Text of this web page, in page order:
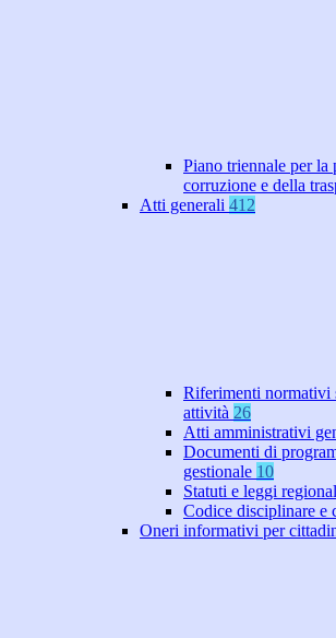
Piano triennale per la
corruzione e della
Atti generali 412
Riferimenti normativi
attività 26
Atti amministrativi
Documenti di
gestionale 10
Statuti e leggi
Codice disciplinare e
Oneri informativi per